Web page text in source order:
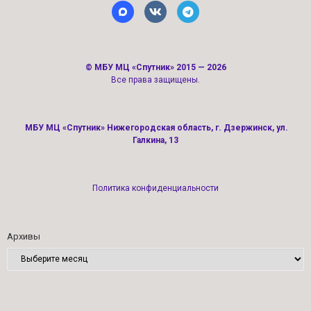
© МБУ МЦ «Спутник» 2015 — 2026
Все права защищены.
МБУ МЦ «Спутник» Нижегородская область, г. Дзержинск, ул.
Галкина, 13
Политика конфиденциальности
Архивы